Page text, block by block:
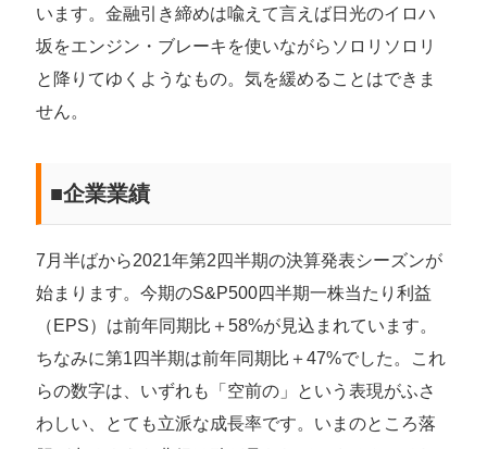
います。金融引き締めは喩えて言えば日光のイロハ
坂をエンジン・ブレーキを使いながらソロリソロリ
と降りてゆくようなもの。気を緩めることはできま
せん。
■企業業績
7月半ばから2021年第2四半期の決算発表シーズンが
始まります。今期のS&P500四半期一株当たり利益
（EPS）は前年同期比＋58%が見込まれています。
ちなみに第1四半期は前年同期比＋47%でした。これ
らの数字は、いずれも「空前の」という表現がふさ
わしい、とても立派な成長率です。いまのところ落